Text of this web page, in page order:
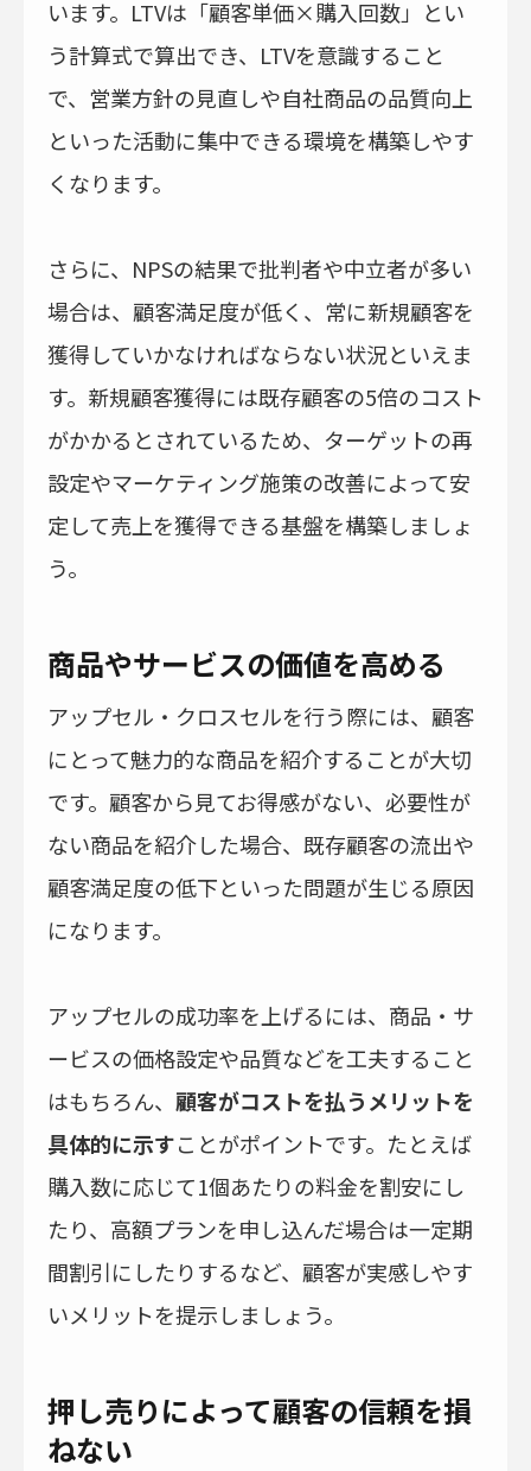
います。LTVは「顧客単価×購入回数」とい
う計算式で算出でき、LTVを意識すること
で、営業方針の見直しや自社商品の品質向上
といった活動に集中できる環境を構築しやす
くなります。
さらに、NPSの結果で批判者や中立者が多い
場合は、顧客満足度が低く、常に新規顧客を
獲得していかなければならない状況といえま
す。新規顧客獲得には既存顧客の5倍のコスト
がかかるとされているため、ターゲットの再
設定やマーケティング施策の改善によって安
定して売上を獲得できる基盤を構築しましょ
う。
商品やサービスの価値を高める
アップセル・クロスセルを行う際には、顧客
にとって魅力的な商品を紹介することが大切
です。顧客から見てお得感がない、必要性が
ない商品を紹介した場合、既存顧客の流出や
顧客満足度の低下といった問題が生じる原因
になります。
アップセルの成功率を上げるには、商品・サ
ービスの価格設定や品質などを工夫すること
はもちろん、 顧客がコストを払うメリットを
具体的に示すことがポイントです。たとえば
購入数に応じて1個あたりの料金を割安にし
たり、高額プランを申し込んだ場合は一定期
間割引にしたりするなど、顧客が実感しやす
いメリットを提示しましょう。
押し売りによって顧客の信頼を損
ねない